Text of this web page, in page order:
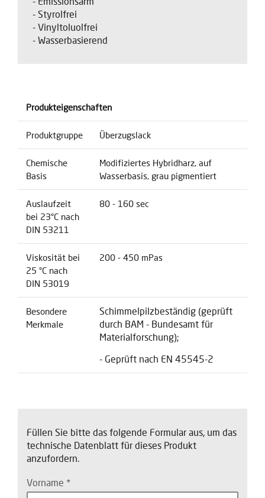
- Styrolfrei
- Vinyltoluolfrei
- Wasserbasierend
Produkteigenschaften
Produktgruppe Überzugslack
Chemische
Basis
Modifiziertes Hybridharz, auf
Wasserbasis, grau pigmentiert
Auslaufzeit
bei 23°C nach
DIN 53211
80 - 160 sec
Viskosität bei
25 °C nach
DIN 53019
200 - 450 mPas
Besondere
Merkmale
Schimmelpilzbeständig (geprüft
durch BAM - Bundesamt für
Materialforschung);
- Geprüft nach EN 45545-2
Füllen Sie bitte das folgende Formular aus, um das
technische Datenblatt für dieses Produkt
anzufordern.
Vorname